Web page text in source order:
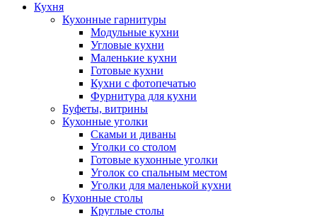
Кухня
Кухонные гарнитуры
Модульные кухни
Угловые кухни
Маленькие кухни
Готовые кухни
Кухни с фотопечатью
Фурнитура для кухни
Буфеты, витрины
Кухонные уголки
Скамьи и диваны
Уголки со столом
Готовые кухонные уголки
Уголок со спальным местом
Уголки для маленькой кухни
Кухонные столы
Круглые столы